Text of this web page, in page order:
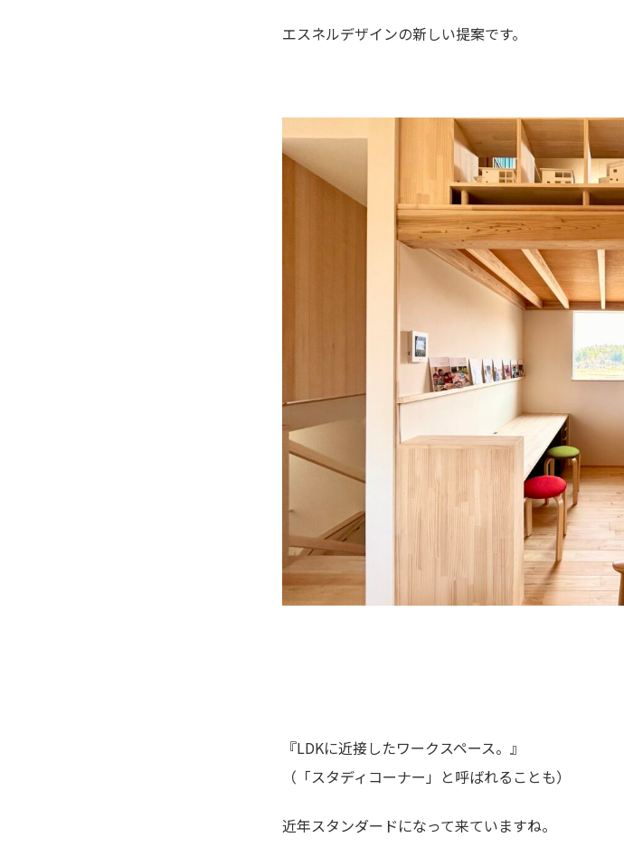
エスネルデザインの新しい提案です。
『LDKに近接したワークスペース。』
（「スタディコーナー」と呼ばれることも）
近年スタンダードになって来ていますね。